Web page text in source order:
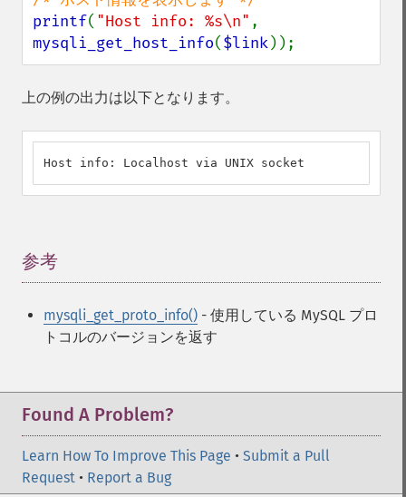
printf( "Host info: %s\n"
mysqli_get_host_info($link));
上の例の出力は以下となります。
Host info: Localhost via UNIX socket
参考
mysqli_get_proto_info() - 使用している MySQL プロ
トコルのバージョンを返す
Found A Problem?
Learn How To Improve This Page • Submit a Pull
Request • Report a Bug